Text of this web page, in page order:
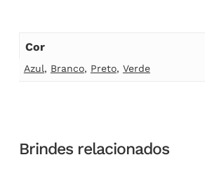
Cor
Azul, Branco, Preto, Verde
Brindes relacionados